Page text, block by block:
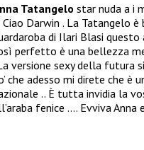
Tatangelo star nuda a i
Ciao Darwin . La Tatangelo
di Ilari Blasi questo
perfetto è una bellezza
versione sexy della futura
che adesso mi direte che
.. È tutta invidia la
fenice …. Evviva